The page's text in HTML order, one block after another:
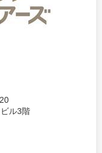
20
ル3階